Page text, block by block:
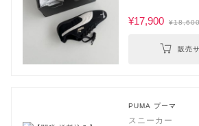
¥17,900
販売
PUMA プーマ
スニーカー